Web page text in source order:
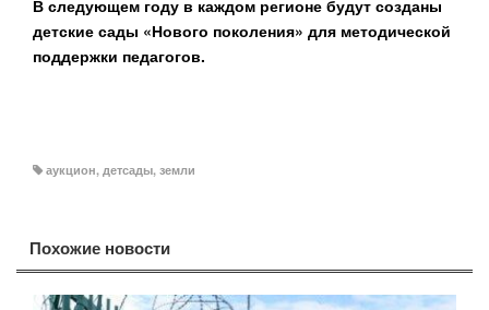
В следующем году в каждом регионе будут созданы
детские сады «Нового поколения» для методической
поддержки педагогов.
аукцион, детсады, земли
Похожие новости